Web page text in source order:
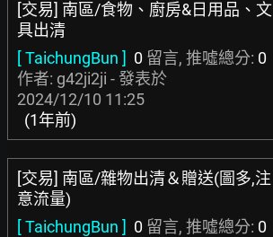
[交易] 南區/食物、廚房&日用品、文
具出清
[ TaichungBun ] 0 留言, 推噓總分: 0
作者: g42ji2ji - 發表於
2024/12/10 11:25
(1年前)
[交易] 南區/雜物出清＆贈送(圖多,注
意流量)
[ TaichungBun ] 0 留言, 推噓總分: 0